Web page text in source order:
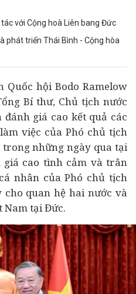
với Cộng hoà Liên bang Đức
phát triển Thái Bình - Cộng hòa
Quốc hội Bodo Ramelow
Bí thư, Chủ tịch nước
giá cao kết quả các
việc của Phó chủ tịch
trong những ngày qua tại
giá cao tình cảm và trân
nhân của Phó chủ tịch
cho quan hệ hai nước và
Nam tại Đức.